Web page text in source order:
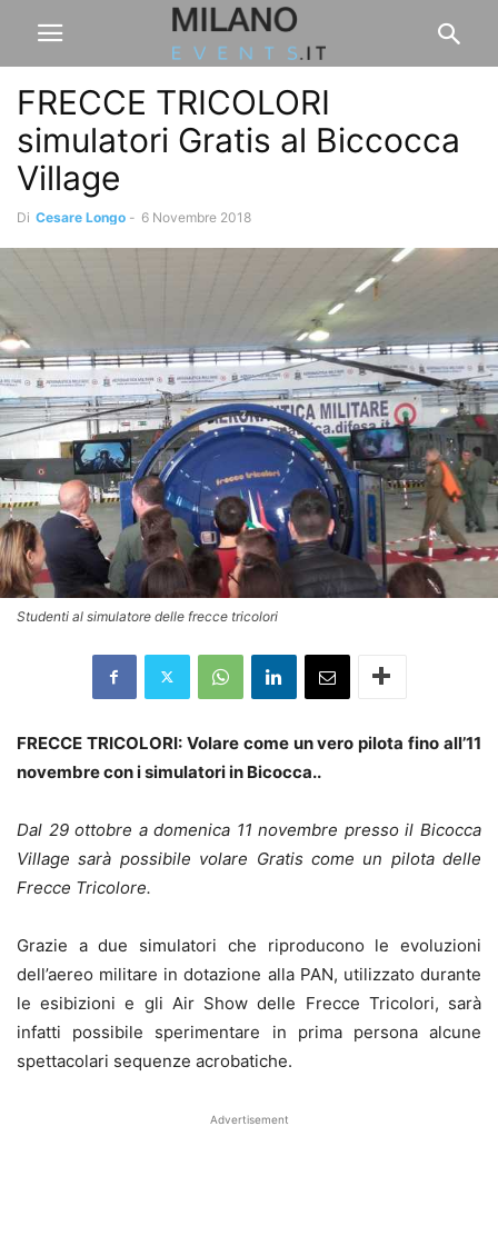
FRECCE TRICOLORI
simulatori Gratis al Biccocca
Village
Di Cesare Longo - 6 Novembre 2018
Studenti al simulatore delle frecce tricolori
FRECCE TRICOLORI: Volare come un vero pilota fino all’11
novembre con i simulatori in Bicocca..
Dal 29 ottobre a domenica 11 novembre presso il Bicocca
Village sarà possibile volare Gratis come un pilota delle
Frecce Tricolore.
Grazie a due simulatori che riproducono le evoluzioni
dell’aereo militare in dotazione alla PAN, utilizzato durante
le esibizioni e gli Air Show delle Frecce Tricolori, sarà
infatti possibile sperimentare in prima persona alcune
spettacolari sequenze acrobatiche.
Advertisement